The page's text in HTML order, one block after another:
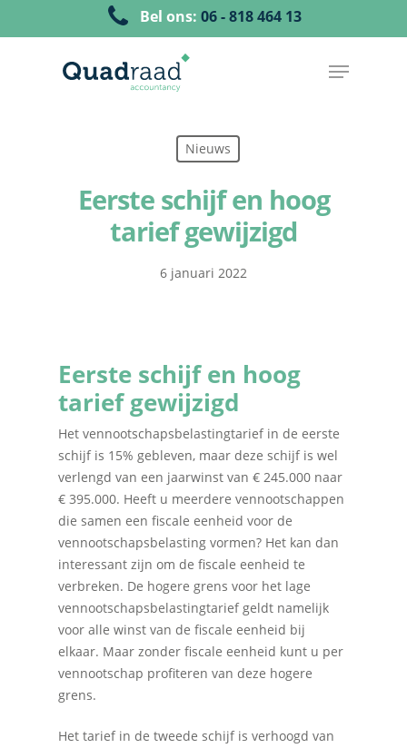
Bel ons: 06 - 818 464 13
Nieuws
Eerste schijf en hoog
tarief gewijzigd
6 januari 2022
Eerste schijf en hoog
tarief gewijzigd
Het vennootschapsbelastingtarief in de eerste
schijf is 15% gebleven, maar deze schijf is wel
verlengd van een jaarwinst van € 245.000 naar
€ 395.000. Heeft u meerdere vennootschappen
die samen een fiscale eenheid voor de
vennootschapsbelasting vormen? Het kan dan
interessant zijn om de fiscale eenheid te
verbreken. De hogere grens voor het lage
vennootschapsbelastingtarief geldt namelijk
voor alle winst van de fiscale eenheid bij
elkaar. Maar zonder fiscale eenheid kunt u per
vennootschap profiteren van deze hogere
grens.
Het tarief in de tweede schijf is verhoogd van